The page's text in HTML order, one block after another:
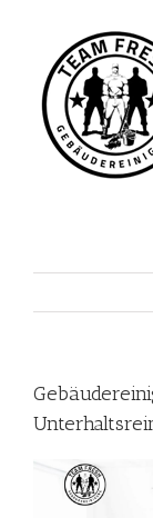
springen